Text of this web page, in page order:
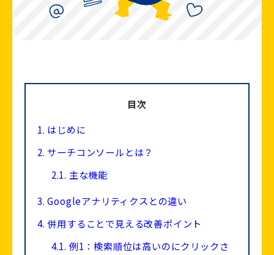
目次
1. はじめに
2. サーチコンソールとは？
2.1. 主な機能
3. Googleアナリティクスとの違い
4. 併用することで見える改善ポイント
4.1. 例1：検索順位は高いのにクリックさ